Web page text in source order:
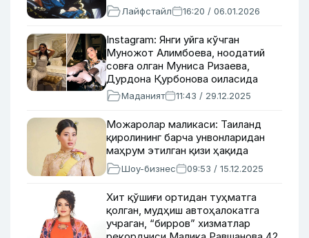
Лайфстайл 16:20 / 06.01.2026
Instagram: Янги уйга кўчган
Муножот Алимбоева, ноодатий
совға олган Муниса Ризаева,
Дурдона Қурбонова оиласида
хурсандчилик
Маданият 11:43 / 29.12.2025
Можаролар маликаси: Таиланд
қиролининг барча унвонларидан
маҳрум этилган қизи ҳақида
Шоу-бизнес 09:53 / 15.12.2025
Хит қўшиғи ортидан туҳматга
қолган, мудҳиш автоҳалокатга
учраган, “бирров” хизматлар